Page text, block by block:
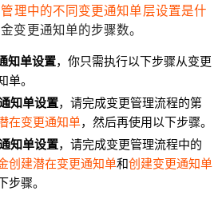
理中的不同变更通知单层设置是什
变更通知单的步骤数。
知单设置，你只需执行以下步骤从变更
单。
知单设置，请完成变更管理流程的第
在变更通知单，然后再使用以下步骤。
知单设置，请完成变更管理流程中的
创建潜在变更通知单和创建变更通知单
步骤。